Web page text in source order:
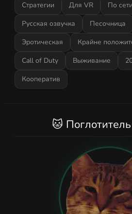
Стратегии
Для VR
По
Русская озвучка
Песочница
Эротическая
Крайне
Call of Duty
Выживание
Кооператив
🐱